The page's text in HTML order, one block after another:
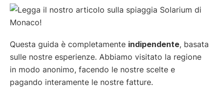
Questa guida è completamente indipendente, basata
sulle nostre esperienze. Abbiamo visitato la regione
in modo anonimo, facendo le nostre scelte e
pagando interamente le nostre fatture.